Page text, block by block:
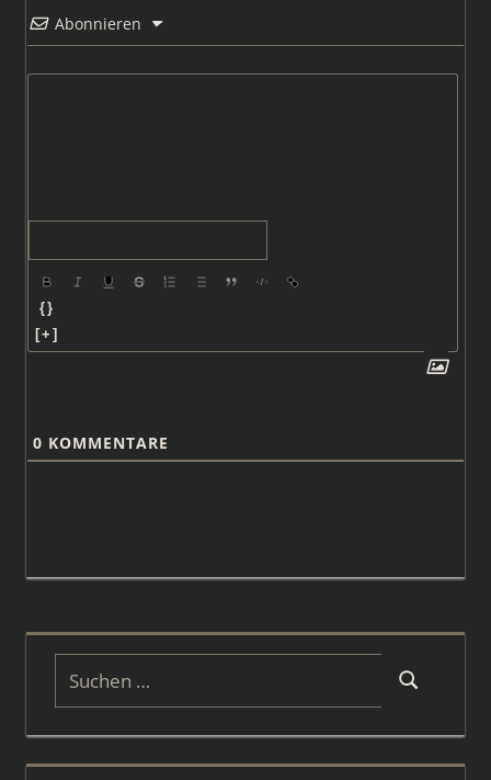
Abonnieren
{}
[+]
0 KOMMENTARE
Suchen
Suchen